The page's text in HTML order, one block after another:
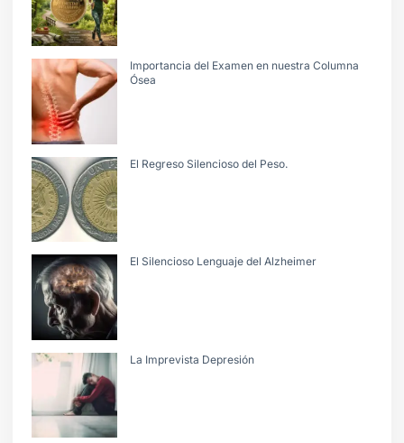
Importancia del Examen en nuestra Columna
Ósea
El Regreso Silencioso del Peso.
El Silencioso Lenguaje del Alzheimer
La Imprevista Depresión